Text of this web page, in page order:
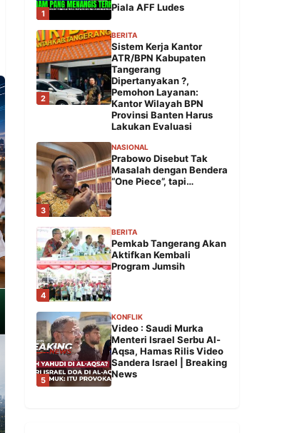
1
Piala AFF Ludes
2
BERITA
Sistem Kerja Kantor
ATR/BPN Kabupaten
Tangerang
Dipertanyakan ?,
Pemohon Layanan:
Kantor Wilayah BPN
Provinsi Banten Harus
Lakukan Evaluasi
3
NASIONAL
Prabowo Disebut Tak
Masalah dengan Bendera
“One Piece”, tapi…
4
BERITA
Pemkab Tangerang Akan
Aktifkan Kembali
Program Jumsih
5
KONFLIK
Video : Saudi Murka
Menteri Israel Serbu Al-
Aqsa, Hamas Rilis Video
Sandera Israel | Breaking
News